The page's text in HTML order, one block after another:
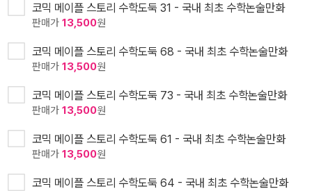
코믹 메이플 스토리 수학도둑 31 - 국내 최초 수학논술만화
판매가 13,500원
코믹 메이플 스토리 수학도둑 68 - 국내 최초 수학논술만화
판매가 13,500원
코믹 메이플 스토리 수학도둑 73 - 국내 최초 수학논술만화
판매가 13,500원
코믹 메이플 스토리 수학도둑 61 - 국내 최초 수학논술만화
판매가 13,500원
코믹 메이플 스토리 수학도둑 64 - 국내 최초 수학논술만화